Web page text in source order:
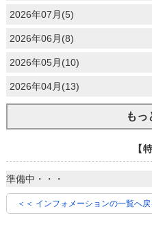
2026年07月(5)
2026年06月(8)
2026年05月(10)
2026年04月(13)
もっ
【
準備中・・・
＜＜ インフォメーションの一覧へ戻